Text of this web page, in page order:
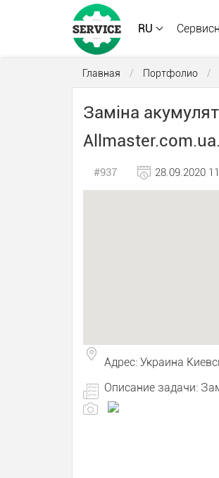
RU
Главная / Портфолио /
Заміна
#937 28.09.2020
Адрес: Украина
Описание задачи: